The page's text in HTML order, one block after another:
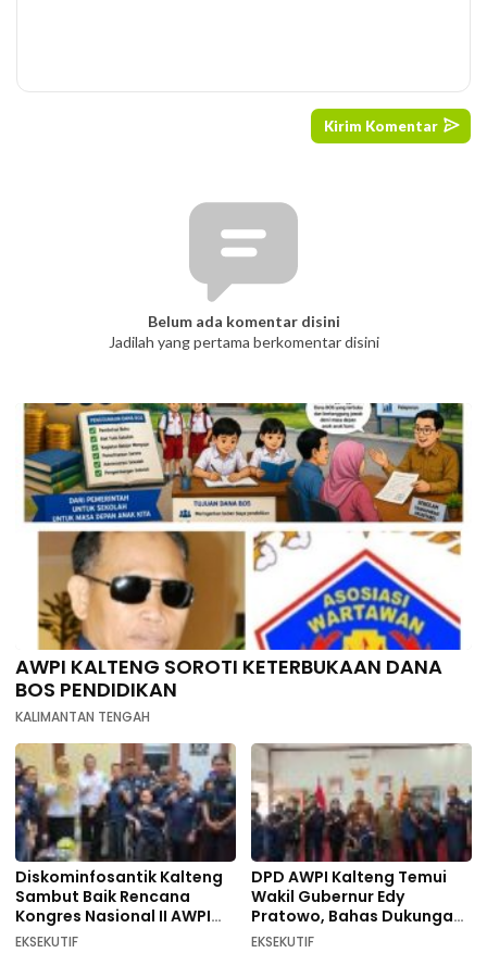
Belum ada komentar disini
Jadilah yang pertama berkomentar disini
AWPI KALTENG SOROTI KETERBUKAAN DANA
BOS PENDIDIKAN
KALIMANTAN TENGAH
Diskominfosantik Kalteng
Sambut Baik Rencana
Kongres Nasional II AWPI
Se-Indonesia
EKSEKUTIF
DPD AWPI Kalteng Temui
Wakil Gubernur Edy
Pratowo, Bahas Dukungan
Kongres Nasional II AWPI di
EKSEKUTIF